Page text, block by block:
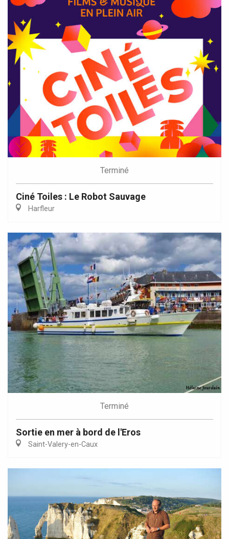
Terminé
Ciné Toiles : Le Robot Sauvage
Harfleur
Terminé
Sortie en mer à bord de l'Eros
Saint-Valery-en-Caux